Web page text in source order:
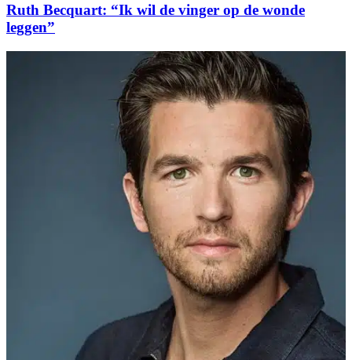
Ruth Becquart: “Ik wil de vinger op de wonde
leggen”